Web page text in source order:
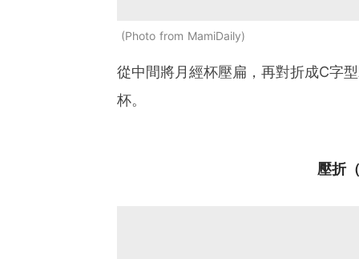
Photo from MamiDaily
從中間將月經杯壓扁，再對折成C字
杯。
壓折